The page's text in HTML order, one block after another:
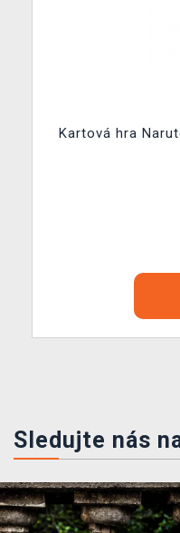
Kartová hra
Sledujte nás